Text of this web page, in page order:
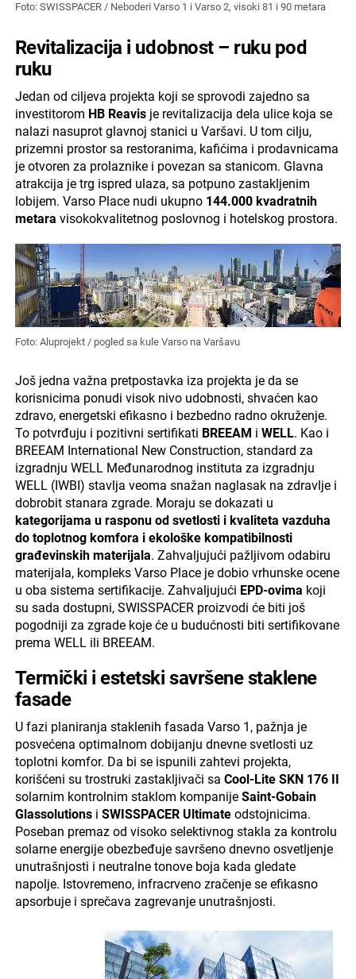
Foto: SWISSPACER / Neboderi Varso 1 i Varso 2, visoki 81 i 90 metara
Revitalizacija i udobnost – ruku pod
ruku
Jedan od ciljeva projekta koji se sprovodi zajedno sa
investitorom HB Reavisje revitalizacija dela ulice koja se
nalazi nasuprot glavnoj stanici u Varšavi. U tom cilju,
prizemni prostor sa restoranima, kafićima i prodavnicama
je otvoren za prolaznike i povezan sa stanicom. Glavna
atrakcija je trg ispred ulaza, sa potpuno zastakljenim
lobijem. Varso Place nudi ukupno 144.000 kvadratnih
metara visokokvalitetnog poslovnog i hotelskog prostora.
Foto: Aluprojekt / pogled sa kule Varso na Varšavu
Još jedna važna pretpostavka iza projekta je da se
korisnicima ponudi visok nivo udobnosti, shvaćen kao
zdravo, energetski efikasno i bezbedno radno okruženje.
To potvrđuju i pozitivni sertifikati BREEAM i WELL. Kao i
BREEAM International New Construction, standard za
izgradnju WELL Međunarodnog instituta za izgradnju
WELL (IWBI) stavlja veoma snažan naglasak na zdravlje i
dobrobit stanara zgrade. Moraju se dokazati u
kategorijama u rasponu od svetlosti i kvaliteta vazduha
do toplotnog komfora i ekološke kompatibilnosti
građevinskih materijala. Zahvaljujući pažljivom odabiru
materijala, kompleks Varso Place je dobio vrhunske ocene
u oba sistema sertifikacije. Zahvaljujući EPD-ovima koji
su sada dostupni, SWISSPACER proizvodi će biti još
pogodniji za zgrade koje će u budućnosti biti sertifikovane
prema WELL ili BREEAM.
Termički i estetski savršene staklene
fasade
U fazi planiranja staklenih fasada Varso 1, pažnja je
posvećena optimalnom dobijanju dnevne svetlosti uz
toplotni komfor. Da bi se ispunili zahtevi projekta,
korišćeni su trostruki zastakljivači sa Cool-Lite SKN 176 II
solarnim kontrolnim staklom kompanije Saint-Gobain
Glassolutionsi SWISSPACER Ultimateodstojnicima.
Poseban premaz od visoko selektivnog stakla za kontrolu
solarne energije obezbeđuje savršeno dnevno osvetljenje
unutrašnjosti i neutralne tonove boja kada gledate
napolje. Istovremeno, infracrveno zračenje se efikasno
apsorbuje i sprečava zagrevanje unutrašnjosti.